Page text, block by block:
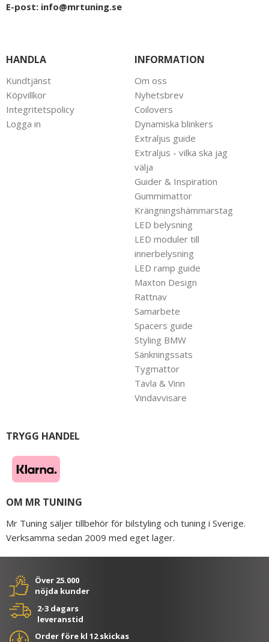
E-post: info@mrtuning.se
HANDLA
Kundtjänst
Köpvillkor
Integritetspolicy
Logga in
INFORMATION
Om oss
Nyhetsbrev
Coilovers
Dynamiska blinkers
Extraljus guide
Extraljus - vilka ska jag
välja
Guider & Inspiration
Gummimattor
Krängningshämmarstag
LED belysning
LED moduler till
innerbelysning
LED ramp guide
Maxton Design
Rattnav
Samarbete
Spacers guide
Styling BMW
Sänkningssats
Tygmattor
Tävla & Vinn
Vindavvisare
TRYGG HANDEL
OM MR TUNING
Mr Tuning säljer tillbehör för bilstyling och tuning i Sverige.
Verksamma sedan 2009 med eget lager.
Över 25.000
nöjda kunder
2-3 dagars
leveranstid
Order före kl 12 skickas